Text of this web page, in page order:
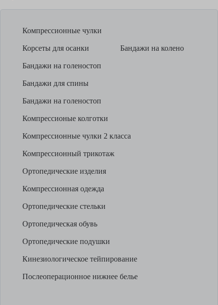
Компрессионные чулки
Корсеты для осанки Бандажи на колено
Бандажи на голеностоп
Бандажи для спины
Бандажи на голеностоп
Компрессионые колготки
Компрессионные чулки 2 класса
Компрессионный трикотаж
Ортопедические изделия
Компрессионная одежда
Ортопедические стельки
Ортопедическая обувь
Ортопедические подушки
Кинезиологическое тейпирование
Послеоперационное нижнее белье